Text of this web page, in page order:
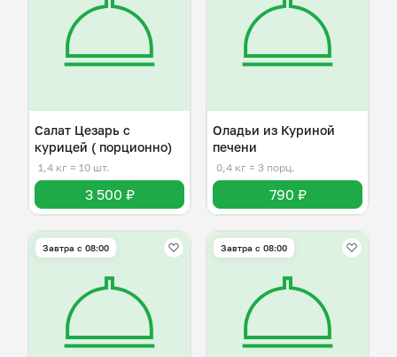
Салат Цезарь с
курицей ( порционно)
1,4 кг ≈ 10 шт.
3 500 ₽
Оладьи из Куриной
печени
0,4 кг ≈ 3 порц.
790 ₽
Завтра c 08:00 Завтра c 08:00